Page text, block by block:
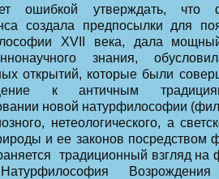
ошибкой утверждать, что
создала предпосылки для
XVII века, дала
знания,
открытий, которые были
к античным
новой натурфилософии
нетеологического, а
и ее законов посредством
традиционный взгляд на